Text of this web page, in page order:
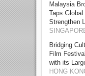
Malaysia
Taps
Strengthen
Bridging
Film
with its
HONG